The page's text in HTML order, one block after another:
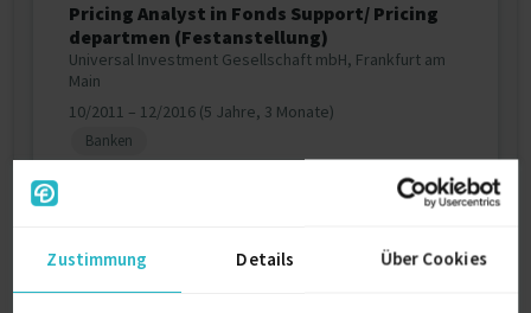
Zustimmung Details Über Cookies
Pricing Analyst in Fonds Support/ Pricing
departmen (Festanstellung)
Universal Investment Gesellschaft mbH, Frankfurt am
Main
10/2011 – 12/2016 (5 Jahre, 3 Monate)
Banken
Ausbildung